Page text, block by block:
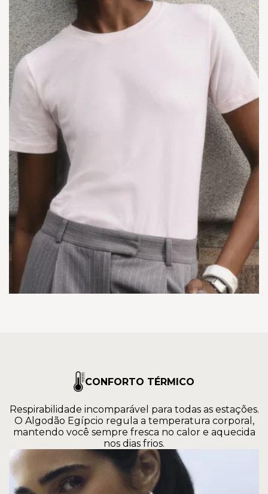
CONFORTO TÉRMICO
Respirabilidade incomparável para todas as estações.
O Algodão Egípcio regula a temperatura corporal,
mantendo você sempre fresca no calor e aquecida
nos dias frios.